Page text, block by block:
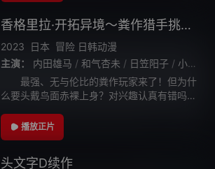
香格里拉·开拓异境～粪作猎手挑战神作～
2023 日本 冒险 日韩动漫
主演：
内田雄马 / 和气杏未 / 日笠阳子 / 小市真琴
最强、无与伦比的粪作玩家来了！但为什
么要头戴鸟面赤裸上身？对兴趣认真有错吗？
郎是一个超爱玩”粪作”的粪作玩家，玩家名称
名为桑乐，拥有超一流的电玩技术！某天
播放正片
头文字D续作